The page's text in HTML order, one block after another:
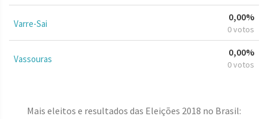
Varre-Sai
0,00%
0 votos
Vassouras
0,00%
0 votos
Mais eleitos e resultados das Eleições 2018 no Brasil: